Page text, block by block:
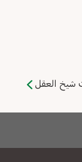
شيخ العقل